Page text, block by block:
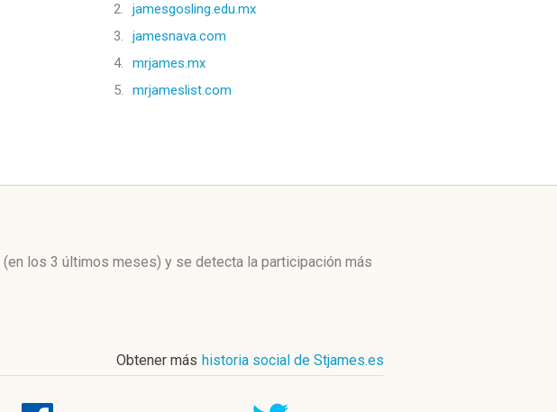
2.
jamesgosling.edu.mx
3.
jamesnava.com
4.
mrjames.mx
5.
mrjameslist.com
(en los 3 últimos meses) y se detecta la participación más
Obtener más historia social de Stjames.es